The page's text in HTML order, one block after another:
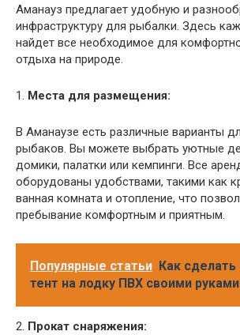
Аманауз предлагает удобную и
инфраструктуру для рыбалки. Здесь
найдет все необходимое для
отдыха на природе.
1. Места для размещения:
В Аманаузе есть различные варианты
рыбаков. Вы можете выбрать уютные
домики, палатки или кемпинги. Все
оборудованы удобствами, такими как
ванная комната и отопление, что
пребывание комфортным и приятным.
Популярные статьи Как сделать
тент на лодку ПВХ своими руками
2. Прокат снаряжения: